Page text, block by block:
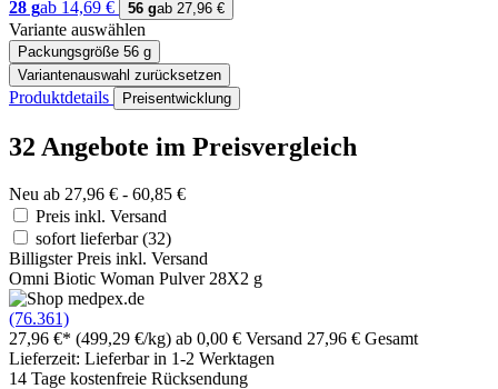
28 gab 14,69 € 56 gab 27,96 €
Variante auswählen
Packungsgröße 56 g
Variantenauswahl zurücksetzen
Produktdetails Preisentwicklung
32 Angebote im Preisvergleich
Neu ab 27,96 € - 60,85 €
Preis inkl. Versand
sofort lieferbar(32)
Billigster Preis inkl. Versand
Omni Biotic Woman Pulver 28X2 g
(76.361)
27,96 €* (499,29 €/kg) ab 0,00 € Versand 27,96 € Gesamt
Lieferzeit: Lieferbar in 1-2 Werktagen
14 Tage kostenfreie Rücksendung